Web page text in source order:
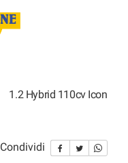
1.2 Hybrid 110cv Icon
Condividi